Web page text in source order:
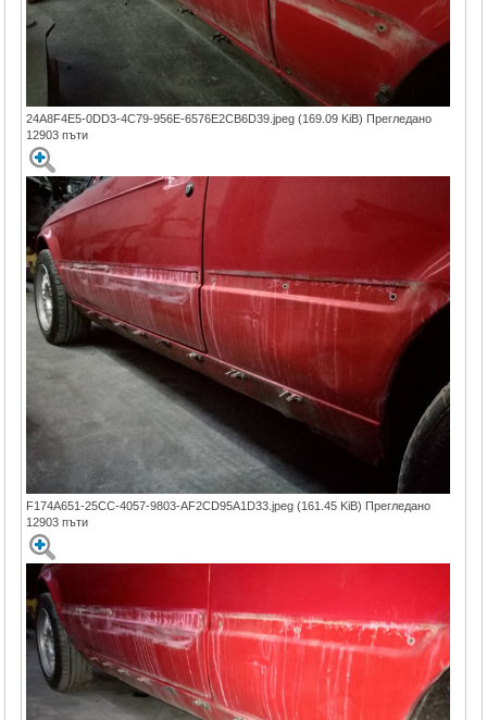
24A8F4E5-0DD3-4C79-956E-6576E2CB6D39.jpeg (169.09 KiB) Прегледано
12903 пъти
F174A651-25CC-4057-9803-AF2CD95A1D33.jpeg (161.45 KiB) Прегледано
12903 пъти